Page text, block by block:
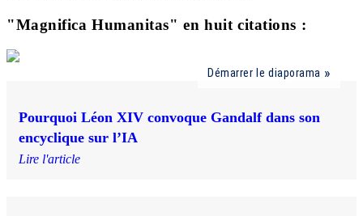
"Magnifica Humanitas" en huit citations :
Démarrer le diaporama
Pourquoi Léon XIV convoque Gandalf dans son
encyclique sur l’IA
Lire l'article